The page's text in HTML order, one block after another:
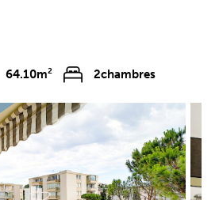
64.10m² 2chambres